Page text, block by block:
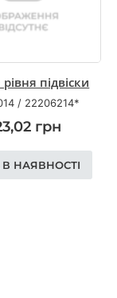
підвіски
/ 22206214*
грн
НАЯВНОСТІ